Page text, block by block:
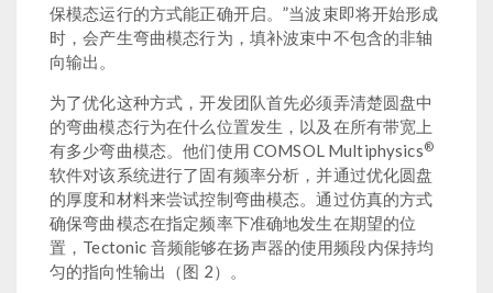
保模态运行的方式能正确开启。”当波束即将开始形成
时，会产生弯曲模态行为，填补波束中不包含的非轴
向输出。
为了优化这种方式，开发团队首先必须弄清楚圆盘中
的弯曲模态行为在什么位置发生，以及在所有带宽上
有多少弯曲模态。他们使用 COMSOL Multiphysics®
软件对该系统进行了固有频率分析，并通过优化圆盘
的厚度和材料来尝试控制弯曲模态。通过仿真的方式
确保弯曲模态在指定频率下准确地发生在期望的位
置，Tectonic 音频能够在扬声器的使用频段内保持均
匀的指向性输出（图 2）。